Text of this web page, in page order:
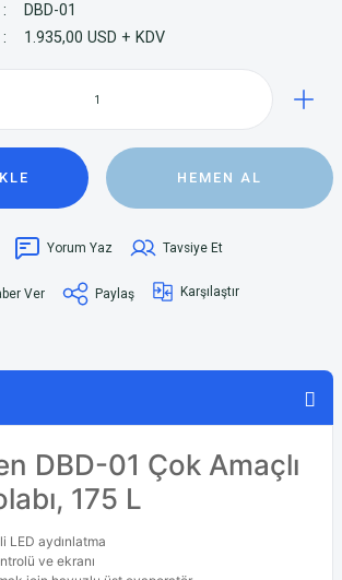
DBD-01
1.935,00 USD + KDV
HEMEN AL
Yorum Yaz Tavsiye Et
Ver Paylaş Karşılaştır
DBD-01 Çok Amaçlı
175 L
LED aydınlatma
ve ekranı